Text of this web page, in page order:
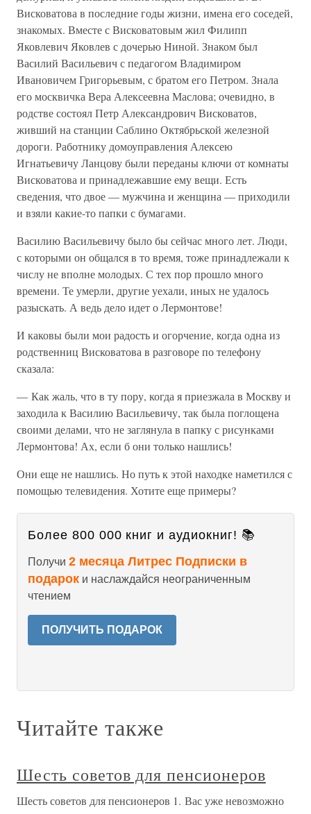
Висковатова в последние годы жизни, имена его соседей,
знакомых. Вместе с Висковатовым жил Филипп
Яковлевич Яковлев с дочерью Ниной. Знаком был
Василий Васильевич с педагогом Владимиром
Ивановичем Григорьевым, с братом его Петром. Знала
его москвичка Вера Алексеевна Маслова; очевидно, в
родстве состоял Петр Александрович Висковатов,
живший на станции Саблино Октябрьской железной
дороги. Работнику домоуправления Алексею
Игнатьевичу Ланцову были переданы ключи от комнаты
Висковатова и принадлежавшие ему вещи. Есть
сведения, что двое — мужчина и женщина — приходили
и взяли какие-то папки с бумагами.
Василию Васильевичу было бы сейчас много лет. Люди,
с которыми он общался в то время, тоже принадлежали к
числу не вполне молодых. С тех пор прошло много
времени. Те умерли, другие уехали, иных не удалось
разыскать. А ведь дело идет о Лермонтове!
И каковы были мои радость и огорчение, когда одна из
родственниц Висковатова в разговоре по телефону
сказала:
— Как жаль, что в ту пору, когда я приезжала в Москву и
заходила к Василию Васильевичу, так была поглощена
своими делами, что не заглянула в папку с рисунками
Лермонтова! Ах, если б они только нашлись!
Они еще не нашлись. Но путь к этой находке наметился с
помощью телевидения. Хотите еще примеры?
Более 800 000 книг и аудиокниг! 📚
Получи 2 месяца Литрес Подписки в
подарок и наслаждайся неограниченным
чтением
ПОЛУЧИТЬ ПОДАРОК
Читайте также
Шесть советов для пенсионеров
Шесть советов для пенсионеров 1. Вас уже невозможно